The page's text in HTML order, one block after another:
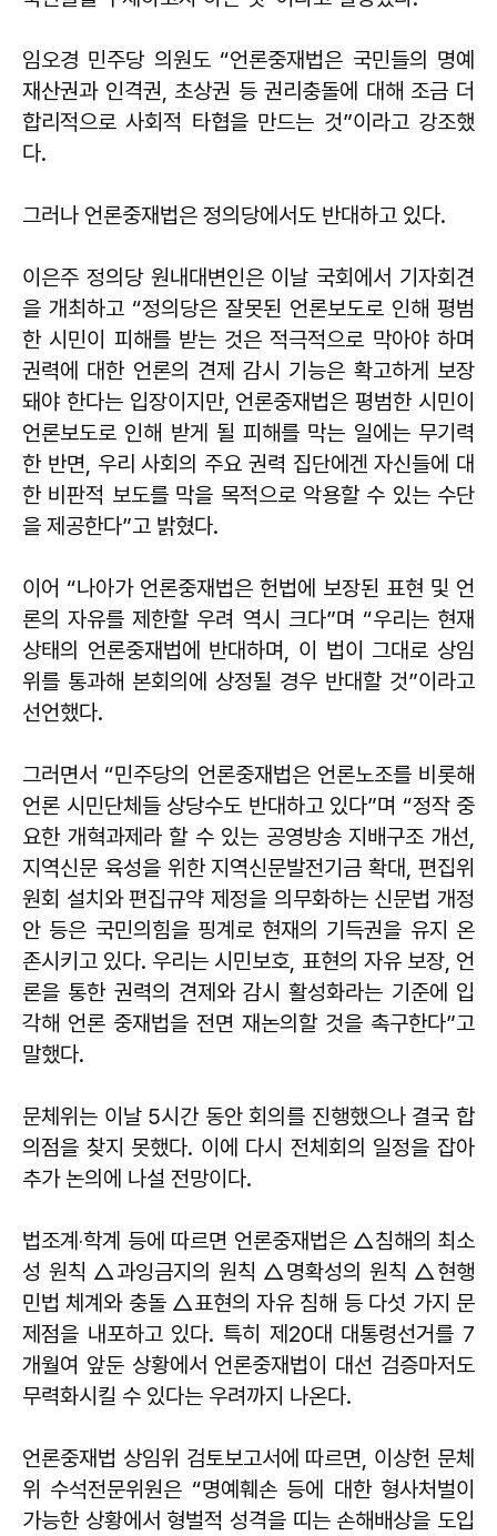
임오경 민주당 의원도 “언론중재법은 국민들의 명예
재산권과 인격권, 초상권 등 권리충돌에 대해 조금 더
합리적으로 사회적 타협을 만드는 것”이라고 강조했
다.
그러나 언론중재법은 정의당에서도 반대하고 있다.
이은주 정의당 원내대변인은 이날 국회에서 기자회견
을 개최하고 “정의당은 잘못된 언론보도로 인해 평범
한 시민이 피해를 받는 것은 적극적으로 막아야 하며
권력에 대한 언론의 견제 감시 기능은 확고하게 보장
돼야 한다는 입장이지만, 언론중재법은 평범한 시민이
언론보도로 인해 받게 될 피해를 막는 일에는 무기력
한 반면, 우리 사회의 주요 권력 집단에겐 자신들에 대
한 비판적 보도를 막을 목적으로 악용할 수 있는 수단
을 제공한다”고 밝혔다.
이어 “나아가 언론중재법은 헌법에 보장된 표현 및 언
론의 자유를 제한할 우려 역시 크다”며 “우리는 현재
상태의 언론중재법에 반대하며, 이 법이 그대로 상임
위를 통과해 본회의에 상정될 경우 반대할 것”이라고
선언했다.
그러면서 “민주당의 언론중재법은 언론노조를 비롯해
언론 시민단체들 상당수도 반대하고 있다”며 “정작 중
요한 개혁과제라 할 수 있는 공영방송 지배구조 개선,
지역신문 육성을 위한 지역신문발전기금 확대, 편집위
원회 설치와 편집규약 제정을 의무화하는 신문법 개정
안 등은 국민의힘을 핑계로 현재의 기득권을 유지 온
존시키고 있다. 우리는 시민보호, 표현의 자유 보장, 언
론을 통한 권력의 견제와 감시 활성화라는 기준에 입
각해 언론 중재법을 전면 재논의할 것을 촉구한다”고
말했다.
문체위는 이날 5시간 동안 회의를 진행했으나 결국 합
의점을 찾지 못했다. 이에 다시 전체회의 일정을 잡아
추가 논의에 나설 전망이다.
법조계‧학계 등에 따르면 언론중재법은 △침해의 최소
성 원칙 △과잉금지의 원칙 △명확성의 원칙 △현행
민법 체계와 충돌 △표현의 자유 침해 등 다섯 가지 문
제점을 내포하고 있다. 특히 제20대 대통령선거를 7
개월여 앞둔 상황에서 언론중재법이 대선 검증마저도
무력화시킬 수 있다는 우려까지 나온다.
언론중재법 상임위 검토보고서에 따르면, 이상헌 문체
위 수석전문위원은 “명예훼손 등에 대한 형사처벌이
가능한 상황에서 형벌적 성격을 띠는 손해배상을 도입